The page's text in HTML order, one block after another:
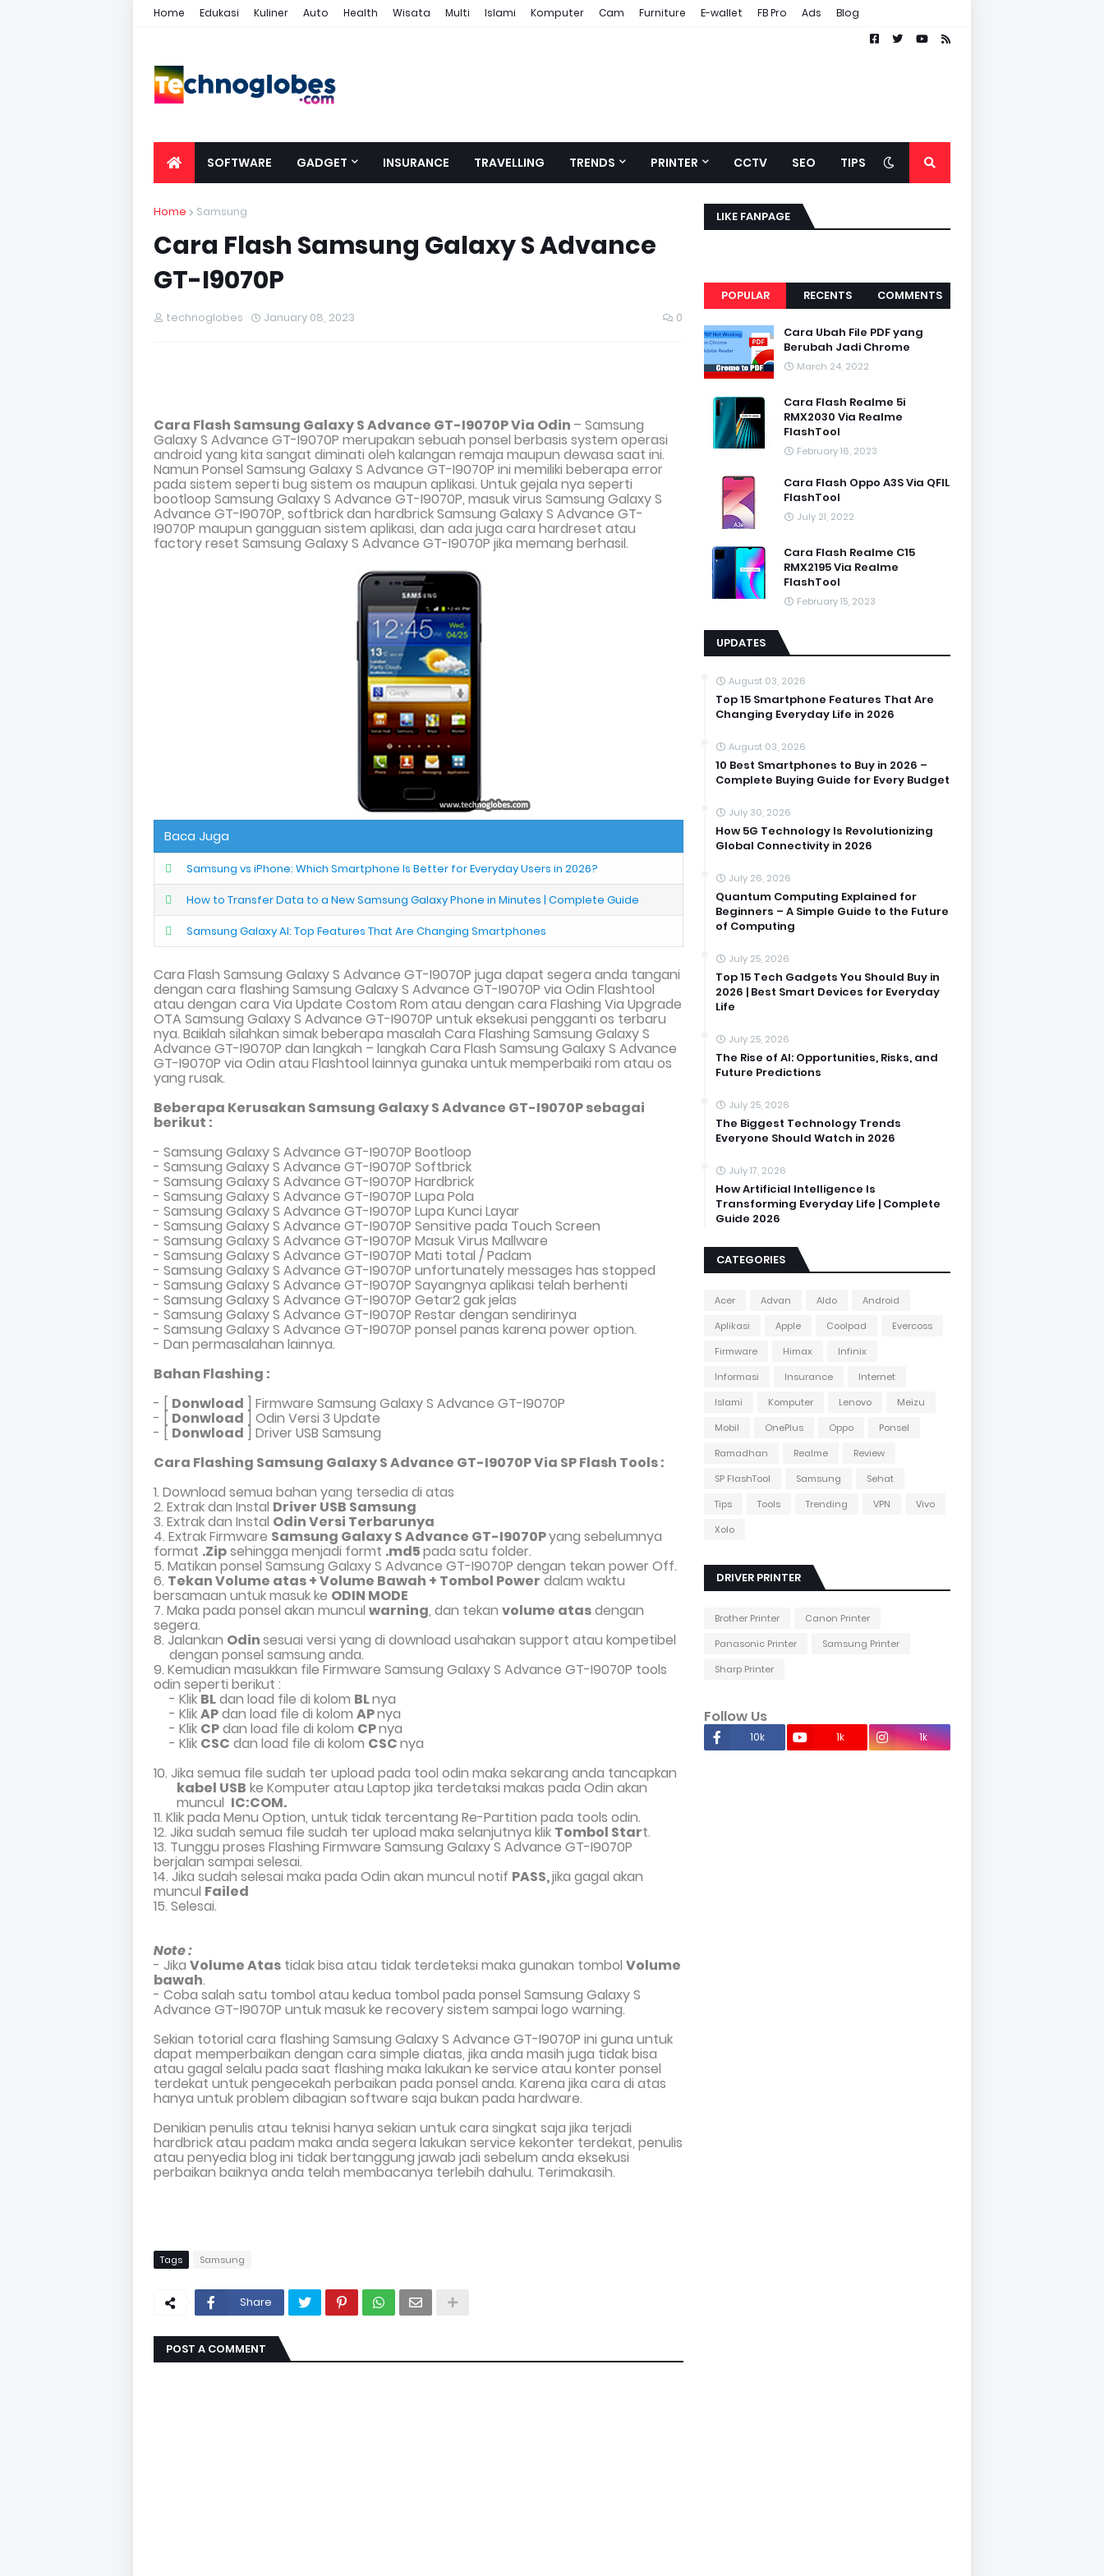
Home Edukasi Kuliner Auto Health Wisata Multi Islami Komputer Cam Furniture E-wallet FB Pro Ads Blog
SOFTWARE GADGET INSURANCE TRAVELLING TRENDS PRINTER CCTV SEO TIPS
Home Samsung
Cara Flash Samsung Galaxy S Advance
GT-I9070P
technoglobes January 08, 2023 0
Cara Flash Samsung Galaxy S Advance GT-I9070PVia Odin – Samsung
Galaxy S Advance GT-I9070P merupakan sebuah ponsel berbasis system operasi
android yang kita sangat diminati oleh kalangan remaja maupun dewasa saat ini.
Namun Ponsel Samsung Galaxy S Advance GT-I9070P ini memiliki beberapa error
pada sistem seperti bug sistem os maupun aplikasi. Untuk gejala nya seperti
bootloop Samsung Galaxy S Advance GT-I9070P, masuk virus Samsung Galaxy S
Advance GT-I9070P, softbrick dan hardbrick Samsung Galaxy S Advance GT-
I9070P maupun gangguan sistem aplikasi, dan ada juga cara hardreset atau
factory reset Samsung Galaxy S Advance GT-I9070P jika memang berhasil.
Baca Juga
Samsung vs iPhone: Which Smartphone Is Better for Everyday Users in 2026?
How to Transfer Data to a New Samsung Galaxy Phone in Minutes | Complete Guide
Samsung Galaxy AI: Top Features That Are Changing Smartphones
Cara Flash Samsung Galaxy S Advance GT-I9070P juga dapat segera anda tangani
dengan cara flashing Samsung Galaxy S Advance GT-I9070P via Odin Flashtool
atau dengan cara Via Update Costom Rom atau dengan cara Flashing Via Upgrade
OTA Samsung Galaxy S Advance GT-I9070P untuk eksekusi pengganti os terbaru
nya. Baiklah silahkan simak beberapa masalah Cara Flashing Samsung Galaxy S
Advance GT-I9070P dan langkah – langkah Cara Flash Samsung Galaxy S Advance
GT-I9070P via Odin atau Flashtool lainnya gunaka untuk memperbaiki rom atau os
yang rusak.
Beberapa Kerusakan Samsung Galaxy S Advance GT-I9070P sebagai
berikut :
- Samsung Galaxy S Advance GT-I9070P Bootloop
- Samsung Galaxy S Advance GT-I9070P Softbrick
- Samsung Galaxy S Advance GT-I9070P Hardbrick
- Samsung Galaxy S Advance GT-I9070P Lupa Pola
- Samsung Galaxy S Advance GT-I9070P Lupa Kunci Layar
- Samsung Galaxy S Advance GT-I9070P Sensitive pada Touch Screen
- Samsung Galaxy S Advance GT-I9070P Masuk Virus Mallware
- Samsung Galaxy S Advance GT-I9070P Mati total / Padam
- Samsung Galaxy S Advance GT-I9070P unfortunately messages has stopped
- Samsung Galaxy S Advance GT-I9070P Sayangnya aplikasi telah berhenti
- Samsung Galaxy S Advance GT-I9070P Getar2 gak jelas
- Samsung Galaxy S Advance GT-I9070P Restar dengan sendirinya
- Samsung Galaxy S Advance GT-I9070P ponsel panas karena power option.
- Dan permasalahan lainnya.
Bahan Flashing :
- [ Donwload ] Firmware Samsung Galaxy S Advance GT-I9070P
- [ Donwload ] Odin Versi 3 Update
- [ Donwload ] Driver USB Samsung
Cara Flashing Samsung Galaxy S Advance GT-I9070P Via SP Flash Tools :
1. Download semua bahan yang tersedia di atas
2. Extrak dan Instal Driver USB Samsung
3. Extrak dan Instal Odin Versi Terbarunya
4. Extrak Firmware Samsung Galaxy S Advance GT-I9070Pyang sebelumnya
format .Zipsehingga menjadi formt .md5pada satu folder.
5. Matikan ponsel Samsung Galaxy S Advance GT-I9070P dengan tekan power Off.
6. Tekan Volume atas + Volume Bawah + Tombol Power dalam waktu
bersamaan untuk masuk ke ODIN MODE
7. Maka pada ponsel akan muncul warning, dan tekan volume atasdengan
segera.
8. Jalankan Odinsesuai versi yang di download usahakan support atau kompetibel
dengan ponsel samsung anda.
9. Kemudian masukkan file Firmware Samsung Galaxy S Advance GT-I9070P tools
odin seperti berikut :
- Klik BLdan load file di kolom BLnya
- KlikAPdan load file di kolom APnya
- Klik CPdan load file di kolom CPnya
- Klik CSC dan load file di kolom CSCnya
10. Jika semua file sudah ter upload pada tool odin maka sekarang anda tancapkan
kabel USB ke Komputer atau Laptop jika terdetaksi makas pada Odin akan
muncul IC:COM.
11. Klik pada Menu Option, untuk tidak tercentang Re-Partition pada tools odin.
12. Jika sudah semua file sudah ter upload maka selanjutnya klik Tombol Start.
13. Tunggu proses Flashing Firmware Samsung Galaxy S Advance GT-I9070P
berjalan sampai selesai.
14. Jika sudah selesai maka pada Odin akan muncul notif PASS,jika gagal akan
muncul Failed
15. Selesai.
Note :
- Jika Volume Atas tidak bisa atau tidak terdeteksi maka gunakan tombol Volume
bawah.
- Coba salah satu tombol atau kedua tombol pada ponsel Samsung Galaxy S
Advance GT-I9070P untuk masuk ke recovery sistem sampai logo warning.
Sekian totorial cara flashing Samsung Galaxy S Advance GT-I9070P ini guna untuk
dapat memperbaikan dengan cara simple diatas, jika anda masih juga tidak bisa
atau gagal selalu pada saat flashing maka lakukan ke service atau konter ponsel
terdekat untukpengecekah perbaikan pada ponsel anda. Karena jika cara di atas
hanya untuk problem dibagian software saja bukan pada hardware.
Denikian penulis atau teknisi hanya sekian untukcara singkat saja jika terjadi
hardbrick atau padam maka anda segera lakukan service kekonter terdekat, penulis
atau penyedia blog ini tidak bertanggung jawab jadi sebelum anda eksekusi
perbaikan baiknya anda telah membacanya terlebih dahulu. Terimakasih.
Tags Samsung
Share
POST A COMMENT
LIKE FANPAGE
POPULAR RECENTS COMMENTS
Cara Ubah File PDF yang
Berubah Jadi Chrome
March 24, 2022
Cara Flash Realme 5i
RMX2030 Via Realme
FlashTool
February 16, 2023
Cara Flash Oppo A3S Via QFIL
FlashTool
July 21, 2022
Cara Flash Realme C15
RMX2195 Via Realme
FlashTool
February 15, 2023
UPDATES
August 03, 2026
Top 15 Smartphone Features That Are
Changing Everyday Life in 2026
August 03, 2026
10 Best Smartphones to Buy in 2026 –
Complete Buying Guide for Every Budget
July 30, 2026
How 5G Technology Is Revolutionizing
Global Connectivity in 2026
July 26, 2026
Quantum Computing Explained for
Beginners – A Simple Guide to the Future
of Computing
July 25, 2026
Top 15 Tech Gadgets You Should Buy in
2026 | Best Smart Devices for Everyday
Life
July 25, 2026
The Rise of AI: Opportunities, Risks, and
Future Predictions
July 25, 2026
The Biggest Technology Trends
Everyone Should Watch in 2026
July 17, 2026
How Artificial Intelligence Is
Transforming Everyday Life | Complete
Guide 2026
CATEGORIES
Acer Advan Aldo
Android
Aplikasi
Apple Coolpad
Evercoss
Firmware
Himax
Infinix
Informasi
Insurance
Internet
Islami
Komputer Lenovo
Meizu
Mobil
OnePlus Oppo
Ponsel
Ramadhan
Realme
Review
SP FlashTool
Samsung
Sehat
Tips
Tools Trending VPN
Vivo
Xolo
DRIVER PRINTER
Brother Printer
Canon Printer
Panasonic Printer
Samsung Printer
Sharp Printer
Follow Us
10k 1k 1k